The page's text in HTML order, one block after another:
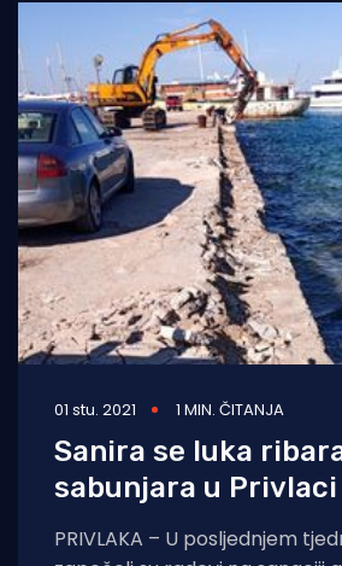
01 stu. 2021 1 MIN. ČITANJA
Sanira se luka
sabunjara u Privlaci
PRIVLAKA – U posljednjem